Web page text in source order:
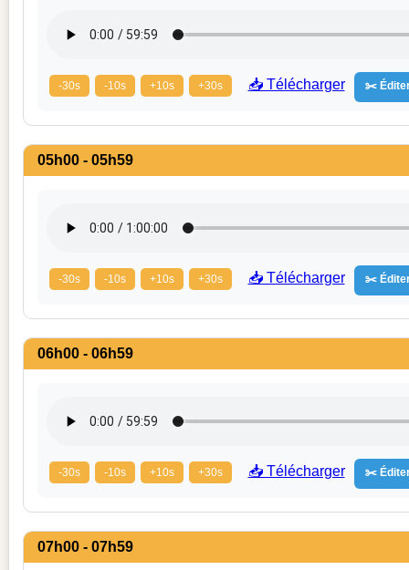
-30s -10s +10s +30s 📥 Télécharger ✂️
05h00 - 05h59
-30s -10s +10s +30s 📥 Télécharger ✂️
06h00 - 06h59
-30s -10s +10s +30s 📥 Télécharger ✂️
07h00 - 07h59